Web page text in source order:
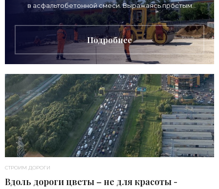
в асфальтобетонной смеси. Выражаясь простым
языком, они выполняют роль клея, не давая дороге
Подробнее
СТРОИМ ДОРОГИ
Вдоль дороги цветы – не для красоты -